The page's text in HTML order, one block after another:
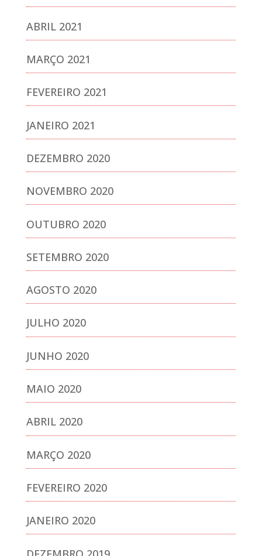
ABRIL 2021
MARÇO 2021
FEVEREIRO 2021
JANEIRO 2021
DEZEMBRO 2020
NOVEMBRO 2020
OUTUBRO 2020
SETEMBRO 2020
AGOSTO 2020
JULHO 2020
JUNHO 2020
MAIO 2020
ABRIL 2020
MARÇO 2020
FEVEREIRO 2020
JANEIRO 2020